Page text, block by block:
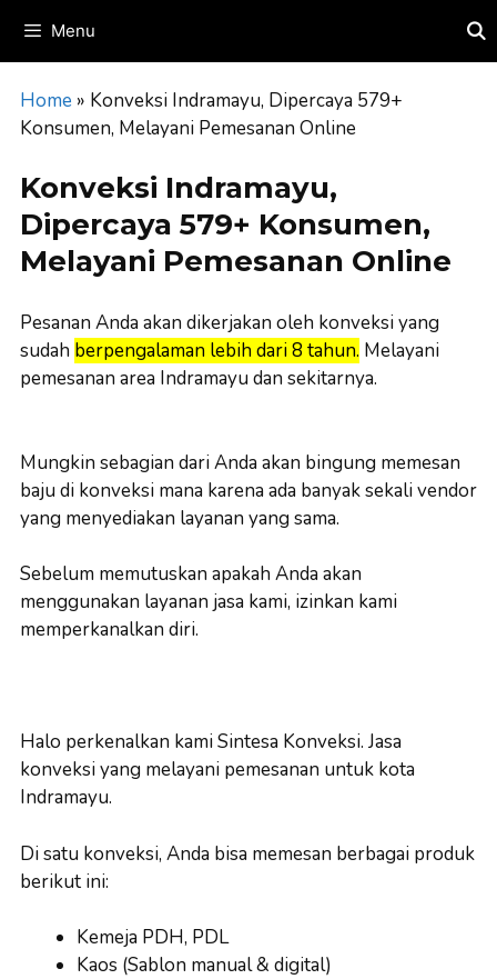
content
Menu
Home » Konveksi Indramayu, Dipercaya 579+
Konsumen, Melayani Pemesanan Online
Konveksi Indramayu,
Dipercaya 579+ Konsumen,
Melayani Pemesanan Online
Pesanan Anda akan dikerjakan oleh konveksi yang
sudah berpengalaman lebih dari 8 tahun. Melayani
pemesanan area Indramayu dan sekitarnya.
Mungkin sebagian dari Anda akan bingung memesan
baju di konveksi mana karena ada banyak sekali vendor
yang menyediakan layanan yang sama.
Sebelum memutuskan apakah Anda akan
menggunakan layanan jasa kami, izinkan kami
memperkanalkan diri.
Halo perkenalkan kami Sintesa Konveksi. Jasa
konveksi yang melayani pemesanan untuk kota
Indramayu.
Di satu konveksi, Anda bisa memesan berbagai produk
berikut ini:
Kemeja PDH, PDL
Kaos (Sablon manual & digital)